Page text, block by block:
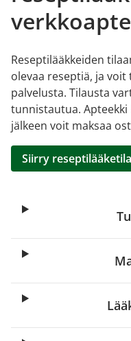
Reseptilääkkeiden
olevaa reseptiä, ja voit
palvelusta. Tilausta
tunnistautua. Apteekki
jälkeen voit maksaa
Siirry